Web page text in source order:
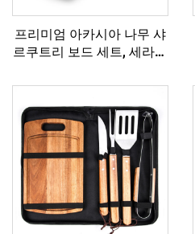
프리미엄 아카시아 나무 샤
르쿠트리 보드 세트, 세라믹